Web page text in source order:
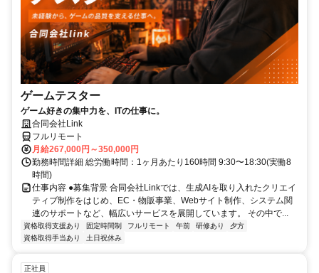
ゲームテスター
ゲーム好きの集中力を、ITの仕事に。
合同会社Link
フルリモート
月給267,000円～350,000円
勤務時間詳細 総労働時間：1ヶ月あたり160時間 9:30〜18:30(実働8
時間)
仕事内容 ●募集背景 合同会社Linkでは、生成AIを取り入れたクリエイ
ティブ制作をはじめ、EC・物販事業、Webサイト制作、システム関
連のサポートなど、幅広いサービスを展開しています。 その中で...
資格取得支援あり 固定時間制 フルリモート 午前 研修あり
夕方
資格取得手当あり
土日祝休み
正社員